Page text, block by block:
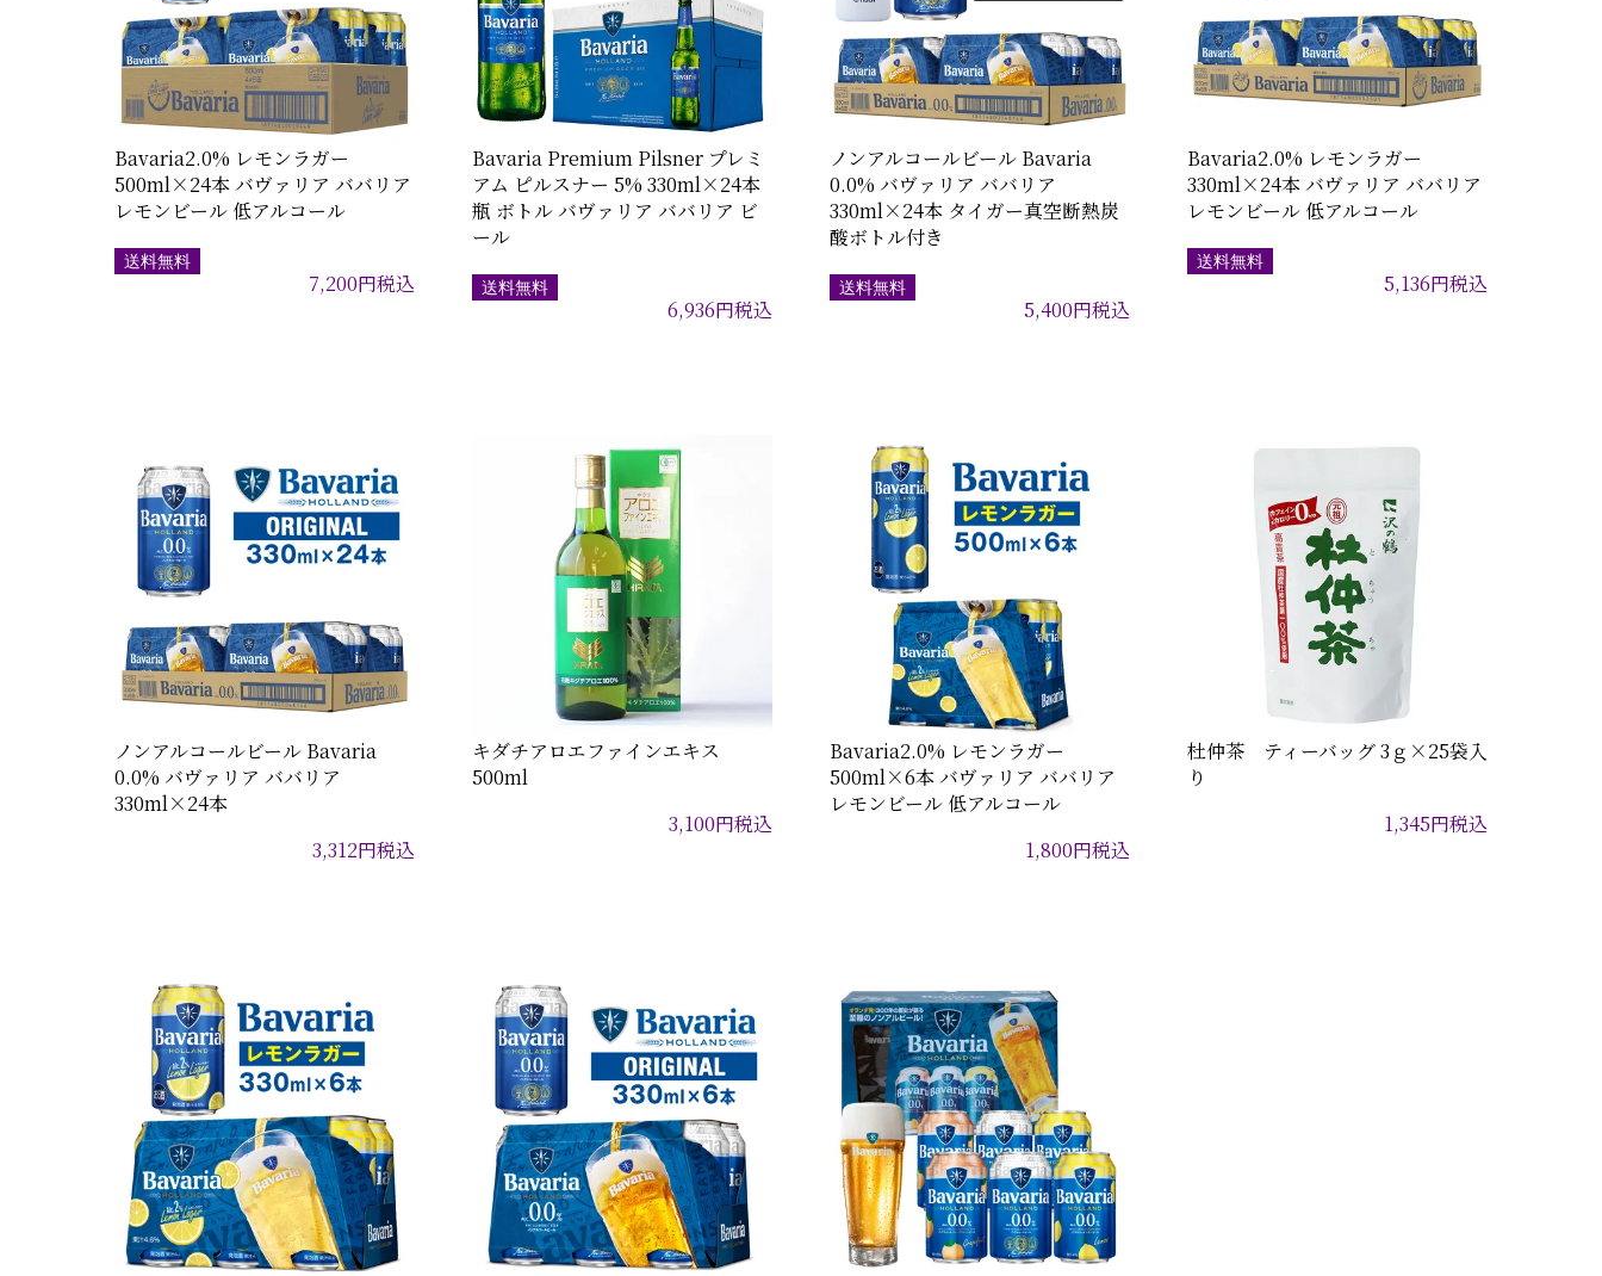
Bavaria2.0% レモンラガー
500ml×24本 バヴァリア ババリア
レモンビール 低アルコール
送料無料
7,200円税込
Bavaria Premium Pilsner プレミ
アム ピルスナー 5% 330ml×24本
瓶 ボトル バヴァリア ババリア ビ
ール
送料無料
6,936円税込
ノンアルコールビール Bavaria
0.0% バヴァリア ババリア
330ml×24本 タイガー真空断熱炭
酸ボトル付き
送料無料
5,400円税込
Bavaria2.0% レモンラガー
330ml×24本 バヴァリア ババリア
レモンビール 低アルコール
送料無料
5,136円税込
ノンアルコールビール Bavaria
0.0% バヴァリア ババリア
330ml×24本
3,312円税込
キダチアロエファインエキス
500ml
3,100円税込
Bavaria2.0% レモンラガー
500ml×6本 バヴァリア ババリア
レモンビール 低アルコール
1,800円税込
杜仲茶 ティーバッグ 3ｇ×25袋入
り
1,345円税込